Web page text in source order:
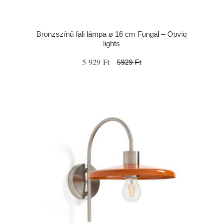
Bronzszínű fali lámpa ø 16 cm Fungal – Opviq
lights
5 929 Ft 5929 Ft